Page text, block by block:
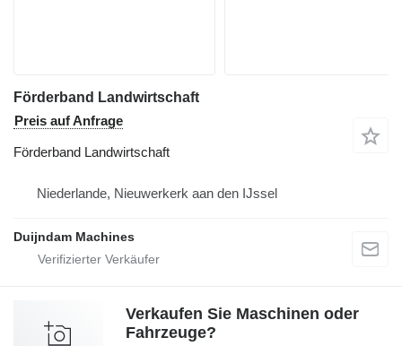
Förderband Landwirtschaft
Preis auf Anfrage
Förderband Landwirtschaft
Niederlande, Nieuwerkerk aan den IJssel
Duijndam Machines
Verkaufen Sie Maschinen oder
Fahrzeuge?